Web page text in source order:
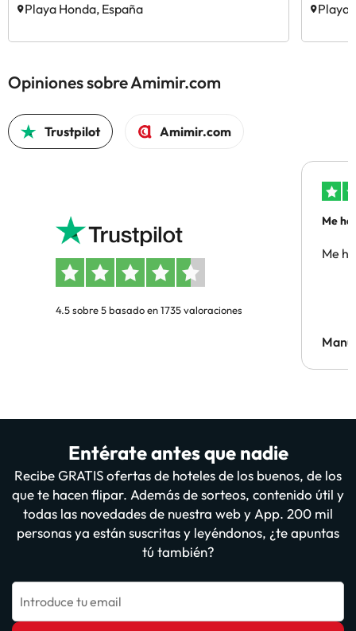
Playa Honda, España Playa
Opiniones sobre Amimir.com
Trustpilot Amimir.com
4.5 sobre 5 basado en 1735 valoraciones
Me
Me
Entérate antes que nadie
Recibe GRATIS ofertas de hoteles de los buenos, de los
que te hacen flipar. Además de sorteos, contenido útil y
todas las novedades de nuestra web y App. 200 mil
personas ya están suscritas y leyéndonos, ¿te apuntas
tú también?
Introduce tu email